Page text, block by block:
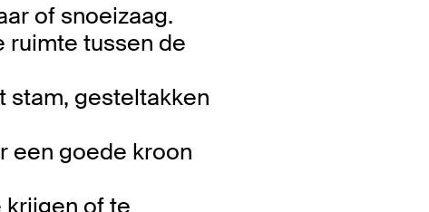
of snoeizaag.
ruimte tussen de
stam, gesteltakken
een goede kroon